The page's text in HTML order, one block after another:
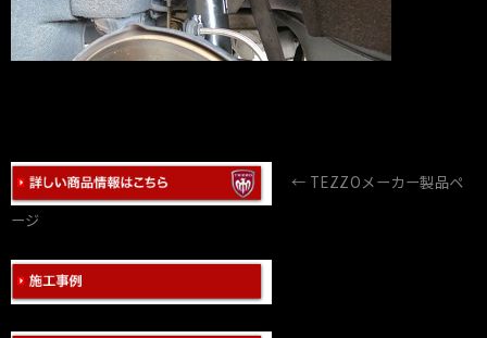
← TEZZOメーカー製品ペ
ージ